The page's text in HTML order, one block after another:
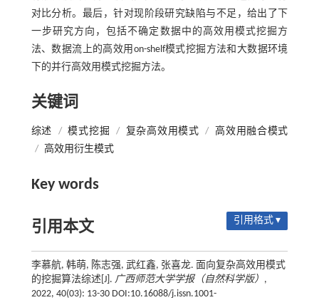
对比分析。最后，针对现阶段研究缺陷与不足，给出了下
一步研究方向，包括不确定数据中的高效用模式挖掘方
法、数据流上的高效用on-shelf模式挖掘方法和大数据环境
下的并行高效用模式挖掘方法。
关键词
综述 / 模式挖掘 / 复杂高效用模式 /
高效用融合模式
/
高效用衍生模式
Key words
引用本文 引用格式 ▾
李慕航, 韩萌, 陈志强, 武红鑫, 张喜龙. 面向复杂高效用模式
的挖掘算法综述[J]. 广西师范大学学报（自然科学版） ,
2022, 40(03): 13-30 DOI:10.16088/j.issn.1001-